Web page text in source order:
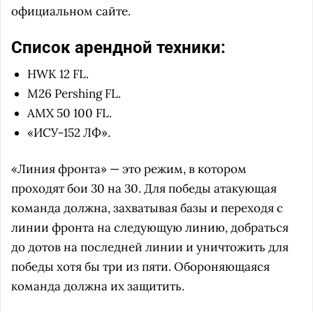
официальном сайте.
Список арендной техники:
HWK 12 FL.
M26 Pershing FL.
AMX 50 100 FL.
«ИСУ-152 ЛФ».
«Линия фронта» — это режим, в котором
проходят бои 30 на 30. Для победы атакующая
команда должна, захватывая базы и переходя с
линии фронта на следующую линию, добраться
до дотов на последней линии и уничтожить для
победы хотя бы три из пяти. Обороняющаяся
команда должна их защитить.